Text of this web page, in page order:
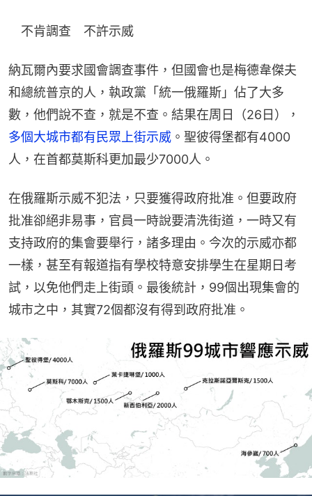
不肯調查　不許示威
納瓦爾內要求國會調查事件，但國會也是梅德韋傑夫
和總統普京的人，執政黨「統一俄羅斯」佔了大多
數，他們說不查，就是不查。結果在周日（26日），
多個大城市都有民眾上街示威 。聖彼得堡都有4000
人，在首都莫斯科更加最少7000人。
在俄羅斯示威不犯法，只要獲得政府批准。但要政府
批准卻絕非易事，官員一時說要清洗街道，一時又有
支持政府的集會要舉行，諸多理由。今次的示威亦都
一樣，甚至有報道指有學校特意安排學生在星期日考
試，以免他們走上街頭。最後統計，99個出現集會的
城市之中，其實72個都沒有得到政府批准。